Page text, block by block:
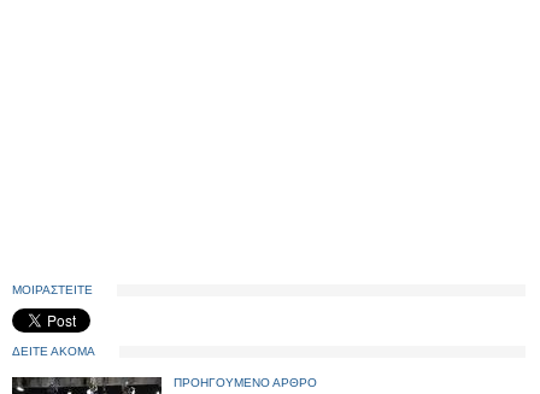
ΜΟΙΡΑΣΤΕΙΤΕ
ΔΕΙΤΕ ΑΚΟΜΑ
ΠΡΟΗΓΟΥΜΕΝΟ ΑΡΘΡΟ